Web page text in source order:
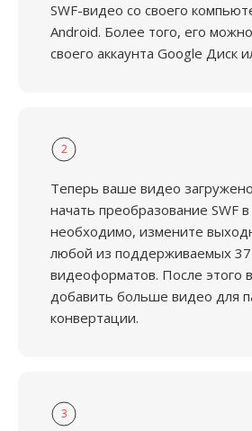
SWF-видео со своего
Android. Более того, его
своего аккаунта Google Диск
2
Теперь ваше видео
начать преобразование SWF
необходимо, измените
любой из поддерживаемых 37
видеоформатов. После этого
добавить больше видео для
конвертации.
3